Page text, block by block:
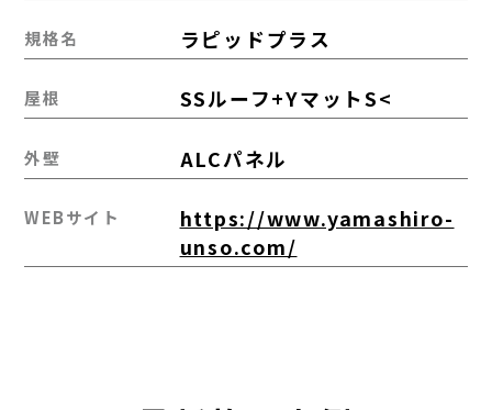
規格名 ラピッドプラス
屋根 SSルーフ+YマットS<
外壁 ALCパネル
WEBサイト
https://www.yamashiro-
unso.com/